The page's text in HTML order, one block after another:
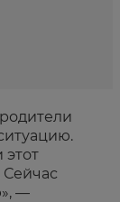
—